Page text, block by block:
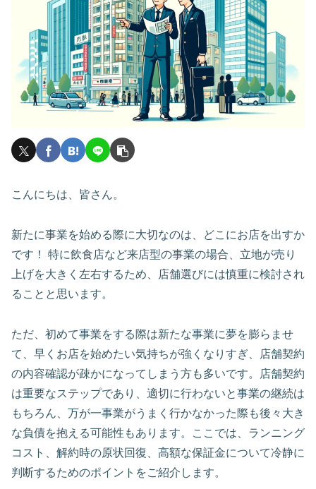
こんにちは、皆さん。
新たに事業を始める際に大切なのは、どこにお店を出すか
です！ 特に飲食店など来店型の事業の場合、立地が売り
上げを大きく左右するため、店舗選びには慎重に検討され
ることと思います。
ただ、初めて事業をする際は新たな事業に夢を膨らませ
て、早くお店を始めたい気持ちが強くなりすぎ、店舗契約
の内容確認が疎かになってしまう方も多いです。店舗契約
は重要なステップであり、適切に行わないと事業の継続は
もちろん、万が一事業がうまく行かなかった際も後々大き
な負債を抱える可能性もあります。ここでは、ランニング
コスト、解約時の原状回復、高額な保証金について冷静に
判断するためのポイントをご紹介します。